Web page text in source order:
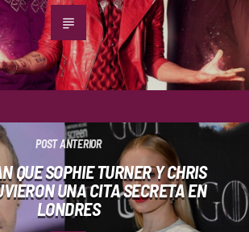
POST ANTERIOR
QUE SOPHIE TURNER Y CHRIS
UNA CITA SECRETA EN
LONDRES